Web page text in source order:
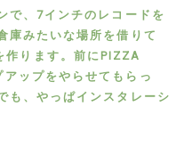
で、7インチのレコードを
庫みたいな場所を借りて
ります。前にPIZZA
ップをやらせてもらっ
も、やっぱインスタレーシ